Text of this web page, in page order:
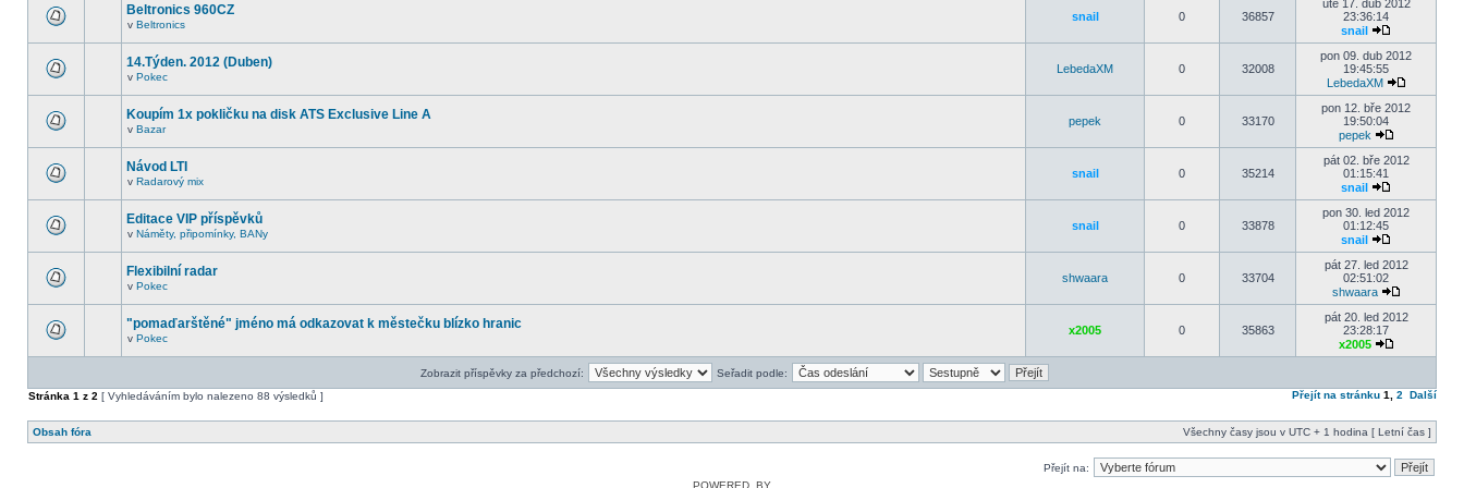
Beltronics 960CZ
v Beltronics
snail 0 36857
úte 17. dub 2012
23:36:14
snail
14.Týden. 2012 (Duben)
v Pokec
LebedaXM 0 32008
pon 09. dub 2012
19:45:55
LebedaXM
Koupím 1x pokličku na disk ATS Exclusive Line A
v Bazar
pepek 0 33170
pon 12. bře 2012
19:50:04
pepek
Návod LTI
v Radarový mix
snail 0 35214
pát 02. bře 2012
01:15:41
snail
Editace VIP příspěvků
v Náměty, připomínky, BANy
snail 0 33878
pon 30. led 2012
01:12:45
snail
Flexibilní radar
v Pokec
shwaara 0 33704
pát 27. led 2012
02:51:02
shwaara
"pomaďarštěné" jméno má odkazovat k městečku blízko hranic
v Pokec
x2005 0 35863
pát 20. led 2012
23:28:17
x2005
Zobrazit příspěvky za předchozí:
Seřadit podle:
Stránka 1 z 2 [ Vyhledáváním bylo nalezeno 88 výsledků ] Přejít na stránku 1 2 Další
Obsah fóra Všechny časy jsou v UTC + 1 hodina [ Letní čas ]
Přejít na:
POWERED_BY